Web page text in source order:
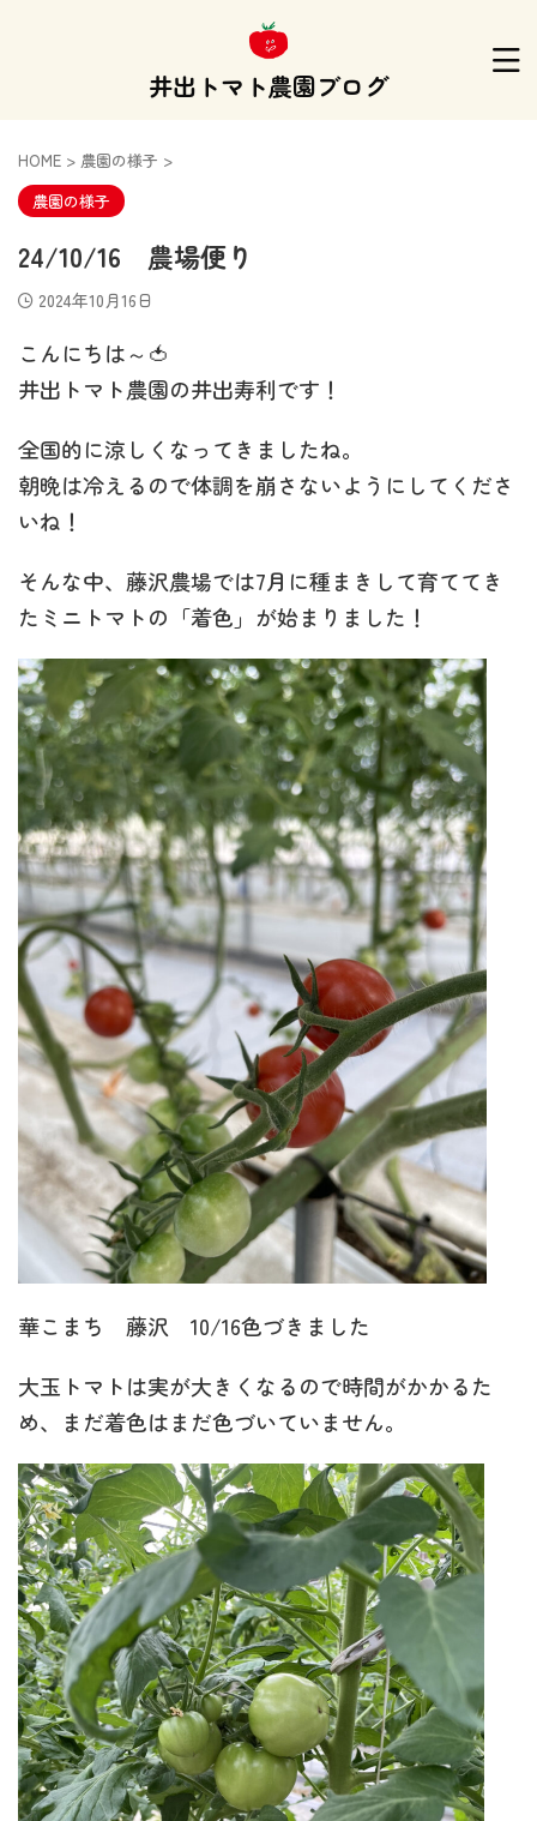
井出トマト農園ブログ
HOME > 農園の様子 >
農園の様子
24/10/16 農場便り
2024年10月16日
こんにちは～🍅
井出トマト農園の井出寿利です！
全国的に涼しくなってきましたね。
朝晩は冷えるので体調を崩さないようにしてくださ
いね！
そんな中、藤沢農場では7月に種まきして育ててき
たミニトマトの「着色」が始まりました！
華こまち 藤沢 10/16色づきました
大玉トマトは実が大きくなるので時間がかかるた
め、まだ着色はまだ色づいていません。